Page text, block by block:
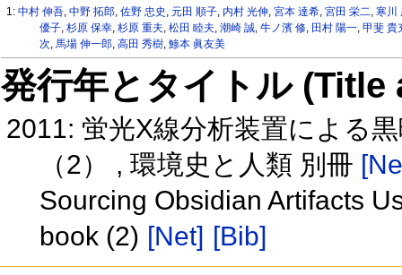
1:中村 伸吾,中野 拓郎,佐野 忠史 ,元田 順子, 内村 光伸,宮本 達希,宮田 栄二,寒川
優子, 杉原 保幸, 杉原 重夫, 松田 睦夫, 潮崎 誠, 牛ノ濱 修, 田村 陽一, 甲斐 貴
次, 馬場 伸一郎, 高田 秀樹, 鯵本 眞友美
発行年とタイトル
2011: 蛍光X線分析装置による
（2） , 環境史と人類 別冊
Sourcing Obsidian Artifacts
book (2) [Net] [Bib]